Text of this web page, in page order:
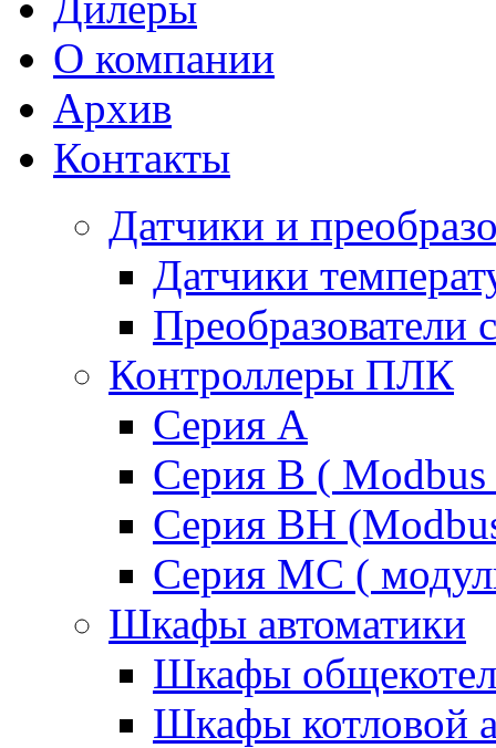
О компании
Архив
Контакты
Датчики и
Датчики
Преобразователи
Контроллеры ПЛК
Серия A
Серия В ( Modbus
Серия BH
Серия MC (
Шкафы автоматики
Шкафы
Шкафы котловой